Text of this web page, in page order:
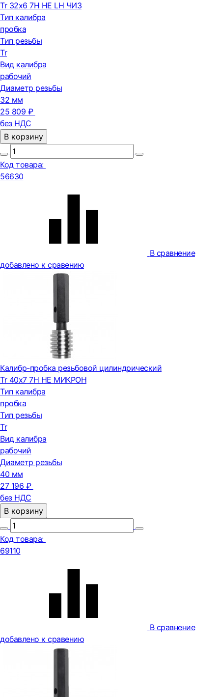
Tr 32х6 7H НЕ LH ЧИЗ
Тип калибра
пробка
Тип резьбы
Tr
Вид калибра
рабочий
Диаметр резьбы
32 мм
25 809 ₽
без НДС
В корзину
Код товара:
56630
В сравнение
добавлено к сравению
Калибр-пробка резьбовой цилиндрический
Tr 40х7 7H НЕ МИКРОН
Тип калибра
пробка
Тип резьбы
Tr
Вид калибра
рабочий
Диаметр резьбы
40 мм
27 196 ₽
без НДС
В корзину
Код товара:
69110
В сравнение
добавлено к сравению